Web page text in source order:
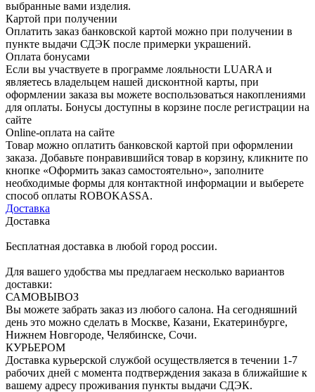
выбранные вами изделия.
Картой при получении
Оплатить заказ банковской картой можно при получении в
пункте выдачи СДЭК после примерки украшений.
Оплата бонусами
Если вы участвуете в программе лояльности LUARA и
являетесь владельцем нашей дисконтной карты, при
оформлении заказа вы можете воспользоваться накоплениями
для оплаты. Бонусы доступны в корзине после регистрации на
сайте
Online-оплата на сайте
Товар можно оплатить банковской картой при оформлении
заказа. Добавьте понравившийся товар в корзину, кликните по
кнопке «Оформить заказ самостоятельно», заполните
необходимые формы для контактной информации и выберете
способ оплаты ROBOKASSA.
Доставка
Доставка
Бесплатная доставка в любой город россии.
Для вашего удобства мы предлагаем несколько вариантов
доставки:
САМОВЫВОЗ
Вы можете забрать заказ из любого салона. На сегодняшний
день это можно сделать в Москве, Казани, Екатеринбурге,
Нижнем Новгороде, Челябинске, Сочи.
КУРЬЕРОМ
Доставка курьерской службой осуществляется в течении 1-7
рабочих дней с момента подтверждения заказа в ближайшие к
вашему адресу проживания пункты выдачи СДЭК.